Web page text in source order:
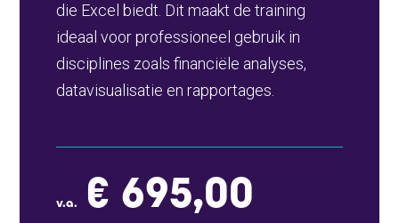
die Excel biedt. Dit maakt de training
ideaal voor professioneel gebruik in
disciplines zoals financiële analyses,
datavisualisatie en rapportages.
v.a. € 695,00